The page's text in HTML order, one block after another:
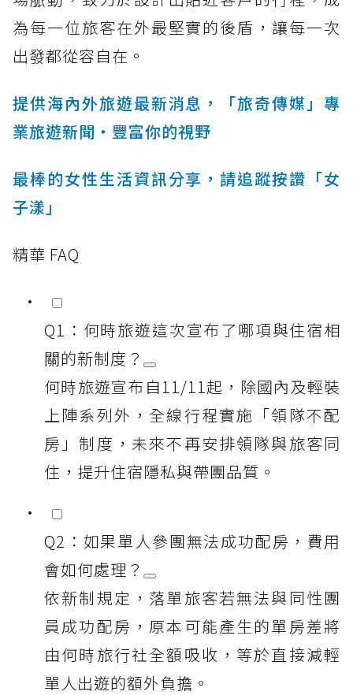
為每一位旅客在外最堅實的後盾，讓每一次
出發都從容自在。
提供海內外旅遊最新消息，「旅奇傳媒」專
業旅遊新聞‧豐富你的視野
最棒的女性生活資訊分享，請追蹤按讚「女
子漾」
精華 FAQ
Q1：何時旅遊這次宣布了哪項與住宿相
關的新制度？
何時旅遊宣布自11/11起，除國內及輕裝
上陣系列外，全線行程實施「領隊不配
房」制度，未來不再安排領隊與旅客同
住，提升住宿隱私與帶團品質。
Q2：如果單人參團無法成功配房，費用
會如何處理？
依新制規定，落單旅客若無法與同性團
員成功配房，原本可能產生的單房差將
由何時旅行社全額吸收，等於直接減輕
單人出遊的額外負擔。